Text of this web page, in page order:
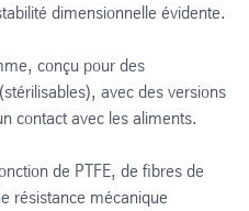
dimensionnelle évidente.
conçu pour des
avec des versions
contact avec les aliments.
de PTFE, de fibres de
résistance mécanique